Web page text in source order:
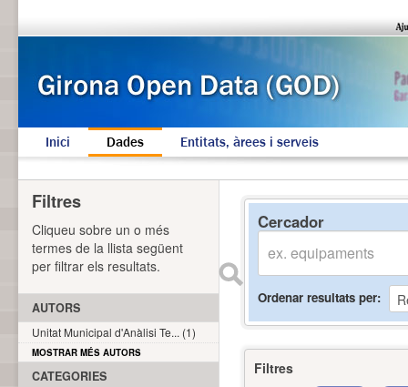
Inici Dades Entitats, àrees i serveis
Cercador
Ordenar resultats per
Filtres
Filtres
Cliqueu sobre un o més
termes de la llista següent
per filtrar els resultats.
AUTORS
Unitat Municipal d'Anàlisi Te... (1)
MOSTRAR MÉS AUTORS
CATEGORIES